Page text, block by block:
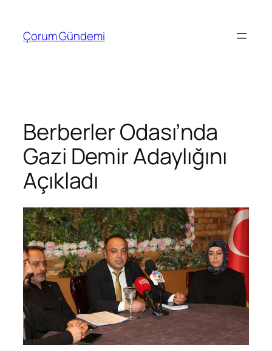
Çorum Gündemi
Berberler Odası’nda
Gazi Demir Adaylığını
Açıkladı